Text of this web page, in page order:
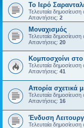
Το Ιερό
Τελευταία
Απαντήσεις: 2
Μοναχισμός
Τελευταία
Απαντήσεις: 20
Κομποσχοίνι στο
Τελευταία
Απαντήσεις: 41
Απορία σχετικά
Τελευταία
Απαντήσεις: 16
Ένδυση
Τελευταία